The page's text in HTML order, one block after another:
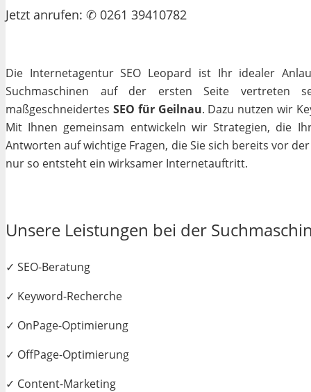
Jetzt anrufen: ✆ 0261 39410782
Die Internetagentur SEO Leopard ist Ihr idealer
Suchmaschinen auf der ersten Seite vertreten
maßgeschneidertes SEO für Geilnau. Dazu nutzen wir
Mit Ihnen gemeinsam entwickeln wir Strategien, die
Antworten auf wichtige Fragen, die Sie sich bereits vor
nur so entsteht ein wirksamer Internetauftritt.
Unsere Leistungen bei der
✓ SEO-Beratung
✓ Keyword-Recherche
✓ OnPage-Optimierung
✓ OffPage-Optimierung
✓ Content-Marketing